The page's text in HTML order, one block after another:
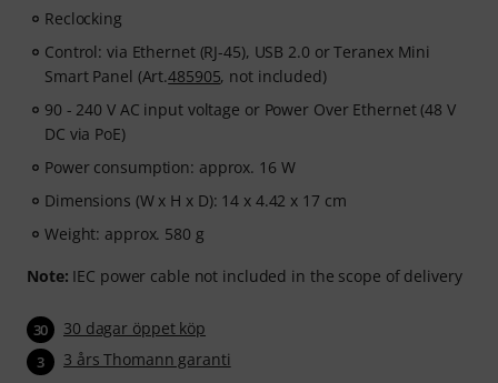
Reclocking
Control: via Ethernet (RJ-45), USB 2.0 or Teranex Mini
Smart Panel (Art.485905, not included)
90 - 240 V AC input voltage or Power Over Ethernet (48 V
DC via PoE)
Power consumption: approx. 16 W
Dimensions (W x H x D): 14 x 4.42 x 17 cm
Weight: approx. 580 g
Note: IEC power cable not included in the scope of delivery
30 30 dagar öppet köp
3 3 års Thomann garanti